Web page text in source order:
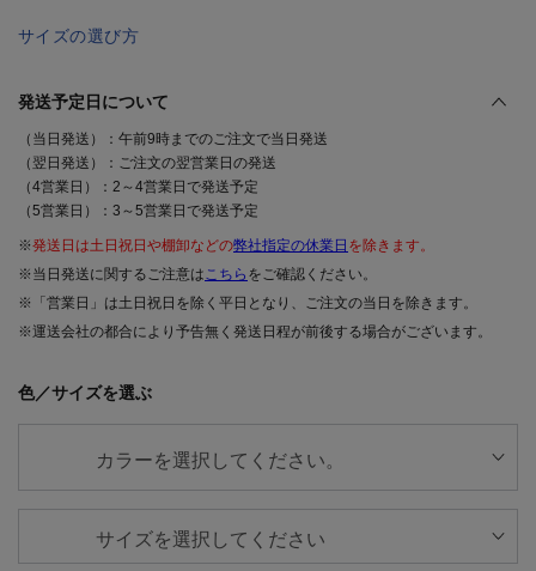
サイズの選び方
発送予定日について
（当日発送）：午前9時までのご注文で当日発送
（翌日発送）：ご注文の翌営業日の発送
（4営業日）：2～4営業日で発送予定
（5営業日）：3～5営業日で発送予定
※発送日は土日祝日や棚卸などの弊社指定の休業日 を除きます。
※当日発送に関するご注意はこちら をご確認ください。
※「営業日」は土日祝日を除く平日となり、ご注文の当日を除きます。
※運送会社の都合により予告無く発送日程が前後する場合がございます。
色／サイズを選ぶ